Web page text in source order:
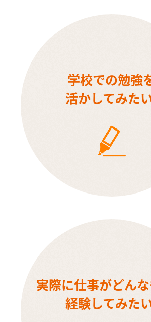
学校での勉強
活かしてみた
実際に仕事がどん
経験してみた